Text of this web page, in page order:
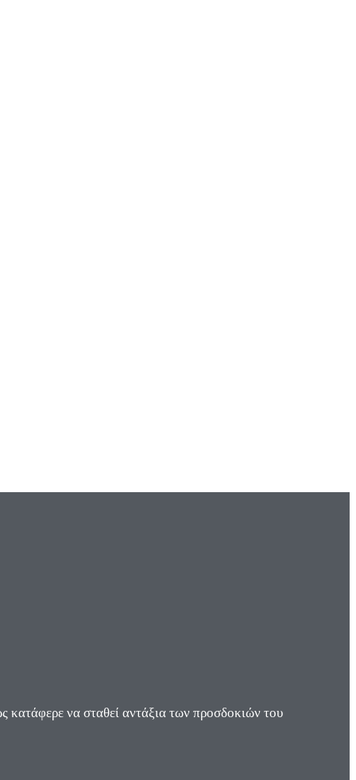
να σταθεί αντάξια των προσδοκιών του